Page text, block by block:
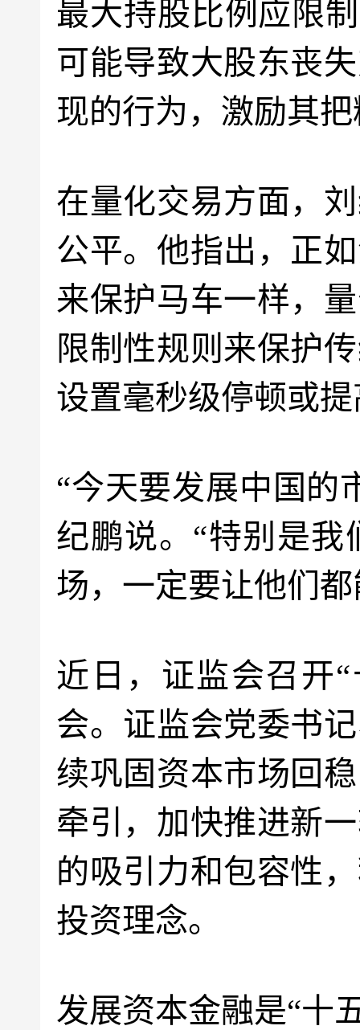
最大持股比例应限
可能导致大股东丧
现的行为，激励其
在量化交易方面，
公平。他指出，正
来保护马车一样，
限制性规则来保护
设置毫秒级停顿或
“今天要发展中国的
纪鹏说。“特别是我
场，一定要让他们
近日，证监会召开
会。证监会党委书
续巩固资本市场回
牵引，加快推进新
的吸引力和包容性
投资理念。
发展资本金融是“十